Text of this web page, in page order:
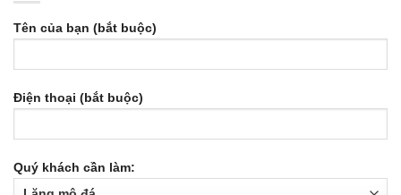
Tên của bạn (bắt buộc)
Điện thoại (bắt buộc)
Quý khách cần làm: